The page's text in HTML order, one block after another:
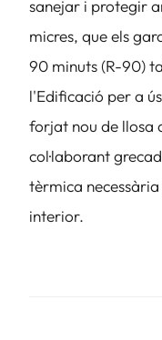
sanejar i protegir
micres, que els
90 minuts (R-90)
l'Edificació per a
forjat nou de llosa
col·laborant
tèrmica
interior.